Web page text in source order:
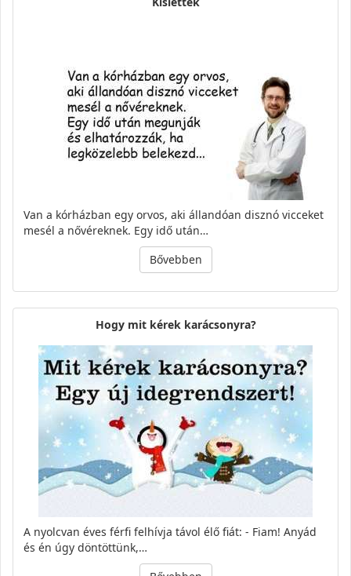
Van a kórházban egy orvos, aki állandóan disznó vicceket
mesél a nővéreknek. Egy idő után…
Bővebben
Hogy mit kérek karácsonyra?
A nyolcvan éves férfi felhí­vja távol élő fiát: - Fiam! Anyád
és én úgy döntöttünk,…